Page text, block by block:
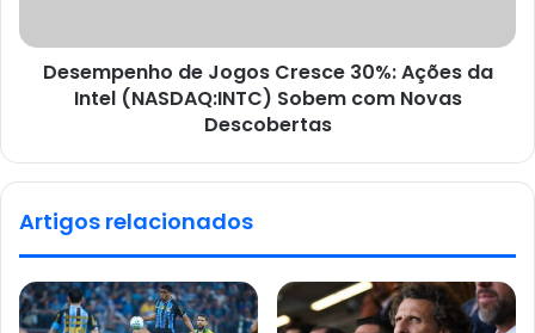
Desempenho de Jogos Cresce 30%: Ações da
Intel (NASDAQ:INTC) Sobem com Novas
Descobertas
Artigos relacionados